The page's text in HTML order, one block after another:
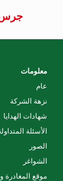
معلومات
عام
نزهة الشركة
شهادات الهدايا
الأسئلة
الصور
الشواغر
موقع المغادرة